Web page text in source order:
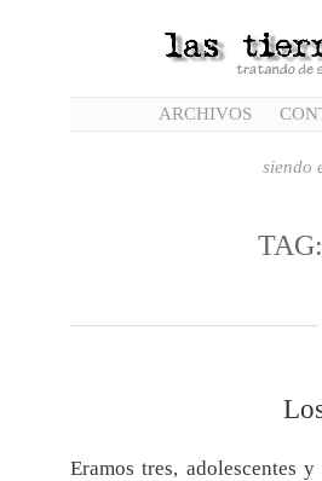
ARCHIVOS
siendo
Eramos tres, adolescentes